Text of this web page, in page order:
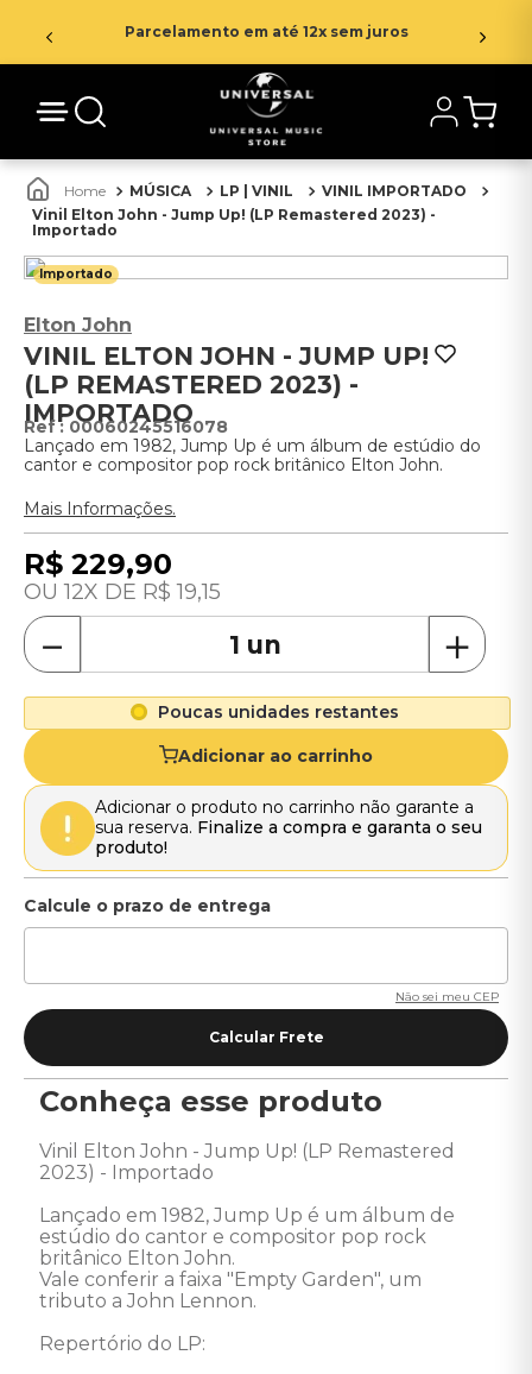
Parcelamento em até 12x sem juros
MÚSICA LP | VINIL
VINIL IMPORTADO
Vinil Elton John - Jump Up! (LP Remastered 2023) -
Importado
Importado
Elton John
VINIL ELTON JOHN - JUMP UP!
(LP REMASTERED 2023) -
IMPORTADO
: 00060245516078
Lançado em 1982, Jump Up é um álbum de estúdio do
cantor e compositor pop rock britânico Elton John.
Mais Informações.
R$ 229,90
12 R$ 19,15
＋
－
Poucas unidades restantes
Adicionar ao carrinho
Adicionar o produto no carrinho não garante a
sua reserva. Finalize a compra e garanta o seu
produto!
Não sei meu CEP
Conheça esse produto
Vinil Elton John - Jump Up! (LP Remastered
2023) - Importado
Lançado em 1982, Jump Up é um álbum de
estúdio do cantor e compositor pop rock
britânico Elton John.
Vale conferir a faixa "Empty Garden", um
tributo a John Lennon.
Repertório do LP: